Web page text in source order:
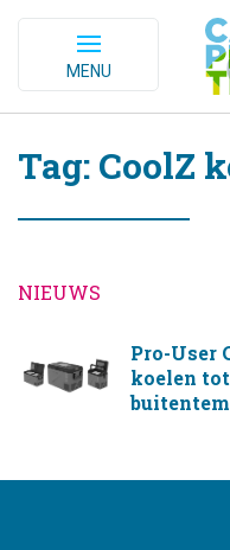
MENU
Tag: CoolZ
NIEUWS
Pro-User
koelen tot